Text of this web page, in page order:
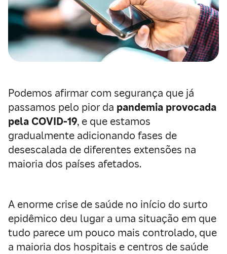
Podemos afirmar com segurança que já
passamos pelo pior da pandemia provocada
pela COVID-19, e que estamos
gradualmente adicionando fases de
desescalada de diferentes extensões na
maioria dos países afetados.
A enorme crise de saúde no início do surto
epidêmico deu lugar a uma situação em que
tudo parece um pouco mais controlado, que
a maioria dos hospitais e centros de saúde